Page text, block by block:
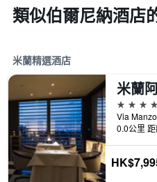
類似伯爾尼納酒店
米蘭精選酒店
5星級
0.0公里